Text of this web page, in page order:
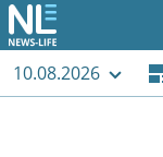
10.08.2026